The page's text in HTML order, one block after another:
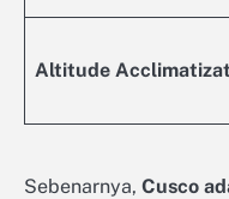
Altitude
Sebenarnya, Cusco